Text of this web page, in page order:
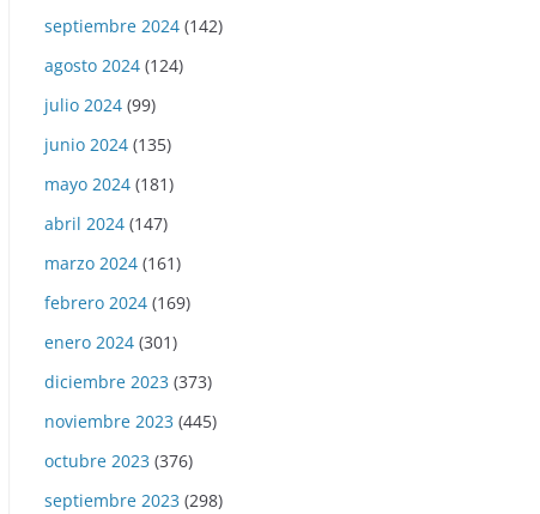
septiembre 2024 (142)
agosto 2024 (124)
julio 2024 (99)
junio 2024 (135)
mayo 2024 (181)
abril 2024 (147)
marzo 2024 (161)
febrero 2024 (169)
enero 2024 (301)
diciembre 2023 (373)
noviembre 2023 (445)
octubre 2023 (376)
septiembre 2023 (298)